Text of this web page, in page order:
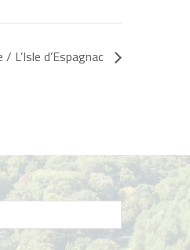
L’Isle d’Espagnac